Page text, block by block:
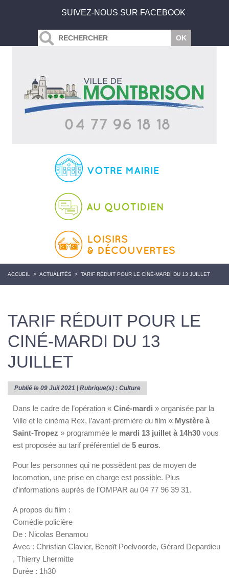
SUIVEZ-NOUS SUR FACEBOOK
ACCUEIL > ACTUALITÉS > TARIF RÉDUIT POUR LE CINÉ-MARDI DU 13 JUILLET
TARIF RÉDUIT POUR LE
CINÉ-MARDI DU 13
JUILLET
Publié le 09 Juil 2021 | Rubrique(s) : Culture
Dans le cadre de l’opération « Ciné-mardi » organisée par la
Ville et le cinéma Rex, l’avant-première du film « Mystère à
Saint-Tropez » programmée le mardi 13 juillet à 14h30 vous
est proposée au tarif préférentiel de 5 euros.
Pour les personnes qui ne possèdent pas de moyen de
locomotion, une prise en charge est possible. Plus
d’informations auprès de l’OMPAR au 04 77 96 39 31.
A propos du film :
Comédie policière
De : Nicolas Benamou
Avec : Christian Clavier, Benoît Poelvoorde, Gérard Depardieu
, Thierry Lhermitte
Durée : 1h30